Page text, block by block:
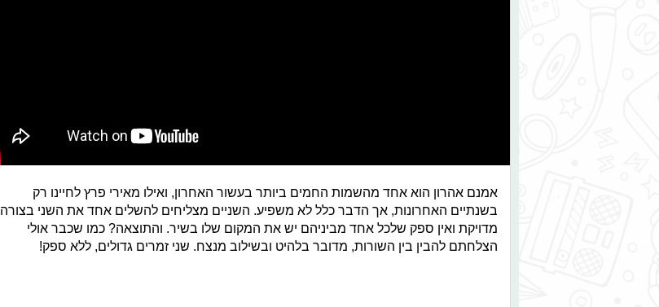
אמנם אהרון הוא אחד מהשמות החמים ביותר בעשור האחרון, ואילו מאירי פרץ לחיינו רק
בשנתיים האחרונות, אך הדבר כלל לא משפיע. השניים מצליחים להשלים אחד את השני בצורה
מדויקת ואין ספק שלכל אחד מביניהם יש את המקום שלו בשיר. והתוצאה? כמו שכבר אולי
הצלחתם להבין בין השורות, מדובר בלהיט ובשילוב מנצח. שני זמרים גדולים, ללא ספק!